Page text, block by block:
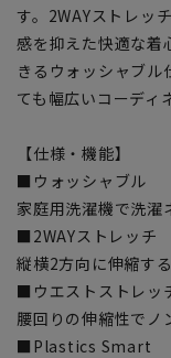
す。2WAYストレッ
感を抑えた快適な着
きるウォッシャブル
ても幅広いコーディ
【仕様・機能】
■ウォッシャブル
家庭用洗濯機で洗濯
■2WAYストレッチ
縦横2方向に伸縮す
■ウエストストレッ
腰回りの伸縮性でノ
■Plastics Smart